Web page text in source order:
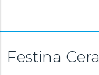
Festina